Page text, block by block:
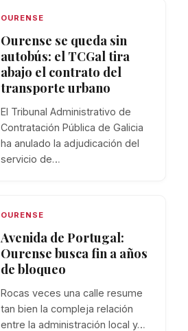
OURENSE
Ourense se queda sin
autobús: el TCGal tira
abajo el contrato del
transporte urbano
El Tribunal Administrativo de
Contratación Pública de Galicia
ha anulado la adjudicación del
servicio de…
OURENSE
Avenida de Portugal:
Ourense busca fin a años
de bloqueo
Rocas veces una calle resume
tan bien la compleja relación
entre la administración local y…